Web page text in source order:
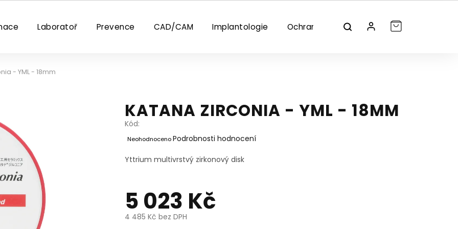
Laboratoř Prevence CAD/CAM Implantologie Ochrana/dezinfekce Značky
- YML - 18mm
KATANA ZIRCONIA - YML - 18MM
Kód:
Průměrné
produktu
hvězdiček.
NeohodnocenoPodrobnosti hodnocení
5 023 Kč
4 485 Kč bez DPH
Yttrium multivrstvý zirkonový disk